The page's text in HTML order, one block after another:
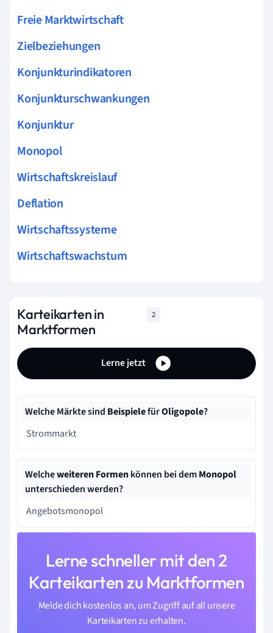
Freie Marktwirtschaft
Zielbeziehungen
Konjunkturindikatoren
Konjunkturschwankungen
Konjunktur
Monopol
Wirtschaftskreislauf
Deflation
Wirtschaftssysteme
Wirtschaftswachstum
Karteikarten in
Marktformen
2
Lerne jetzt
Welche Märkte sind BeispielefürOligopole?
Strommarkt
Welcheweiteren Formenkönnen bei demMonopol
unterschieden werden?
Angebotsmonopol
Lerne schneller mit den 2
Karteikarten zu Marktformen
Melde dich kostenlos an, um Zugriff auf all unsere
Karteikarten zu erhalten.